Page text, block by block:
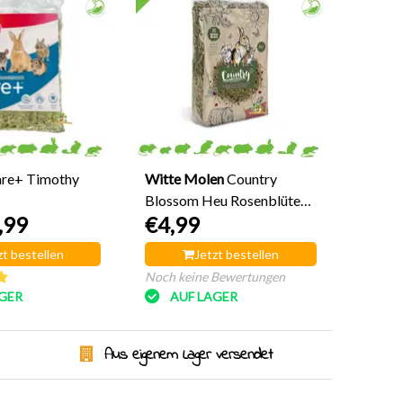
Timothy
bestellen
Witte MolenCountry
Blossom Heu Rosenblüte
500 Gramm
€4,99
Jetzt bestellen
Noch keine Bewertungen
AUF LAGER
Aus eigenem Lager versendet